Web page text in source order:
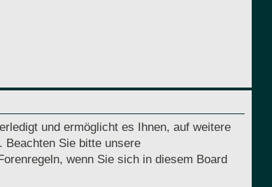
und ermöglicht es Ihnen, auf weitere
Beachten Sie bitte unsere
wenn Sie sich in diesem Board